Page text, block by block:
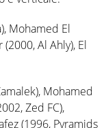
Mohamed El
Al Ahly), El
Mohamed
Zed FC),
(1996, Pyramids